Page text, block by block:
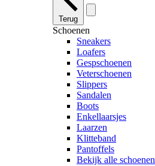
Terug
Schoenen
Sneakers
Loafers
Gespschoenen
Veterschoenen
Slippers
Sandalen
Boots
Enkellaarsjes
Laarzen
Klitteband
Pantoffels
Bekijk alle schoenen